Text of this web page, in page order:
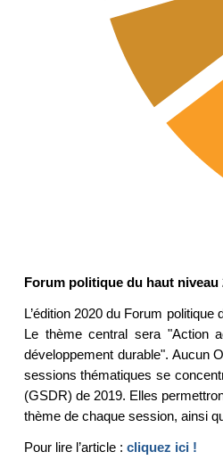
Forum politique du haut niveau
L’édition 2020 du Forum
Le thème central sera "Action
développement durable". Aucun
sessions thématiques se
(GSDR) de 2019. Elles
thème de chaque session, ainsi
Pour lire l’article : cliquez ici !